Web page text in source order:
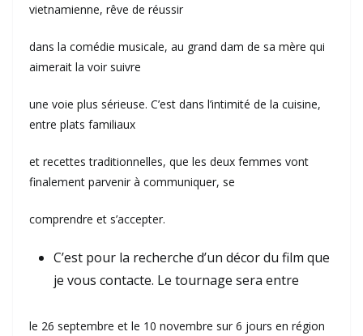
vietnamienne, rêve de réussir
dans la comédie musicale, au grand dam de sa mère qui
aimerait la voir suivre
une voie plus sérieuse. C’est dans l’intimité de la cuisine,
entre plats familiaux
et recettes traditionnelles, que les deux femmes vont
finalement parvenir à communiquer, se
comprendre et s’accepter.
C’est pour la recherche d’un décor du film que
je vous contacte. Le tournage sera entre
le 26 septembre et le 10 novembre sur 6 jours en région